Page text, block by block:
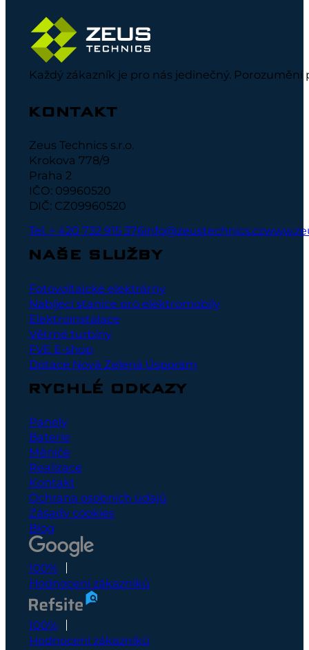
Každý zákazník je pro nás jedinečný.
KONTAKT
Zeus Technics s.r.o.
Krokova 778/9
Praha 2
IČO: 09960520
DIČ: CZ09960520
Tel. + 420 732 915 376info@zeustechnics.cz
NAŠE SLUŽBY
Fotovoltaické elektrárny
Nabíjecí stanice pro elektromobily
Elektroinstalace
Větrné turbíny
FVE E-shop
Dotace Nová Zelená Úsporám
RYCHLÉ ODKAZY
Panely
Baterie
Měniče
Realizace
Kontakt
Ochrana osobních údajů
Zásady cookies
Blog
100%
Hodnocení zákazníků
100%
Hodnocení zákazníků